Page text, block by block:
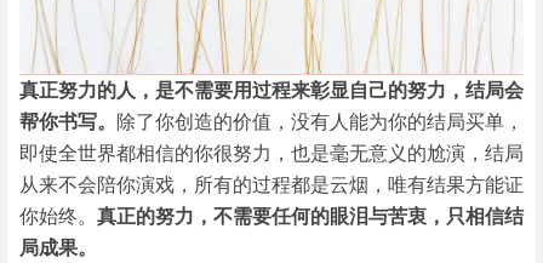
真正努力的人，是不需要用过程来彰显自己的努力，结局会
帮你书写。
除了你创造的价值，没有人能为你的结局买单，
即使全世界都相信的你很努力，也是毫无意义的尬演，结局
从来不会陪你演戏，所有的过程都是云烟，唯有结果方能证
你始终。 真正的努力，不需要任何的眼泪与苦衷，只相信结
局成果。